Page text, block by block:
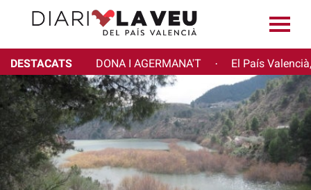
DESTACATS DONA I AGERMANA'T · El País